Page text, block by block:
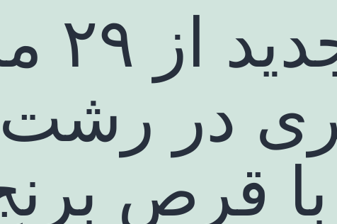
در
قرص